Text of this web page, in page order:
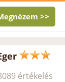
>>
értékelés